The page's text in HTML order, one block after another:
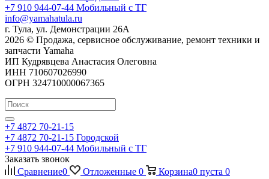
+7 910 944-07-44 Мобильный с ТГ
info@yamahatula.ru
г. Тула, ул. Демонстрации 26А
2026 © Продажа, сервисное обслуживание, ремонт техники и
запчасти Yamaha
ИП Кудрявцева Анастасия Олеговна
ИНН 710607026990
ОГРН 324710000067365
+7 4872 70-21-15
+7 4872 70-21-15 Городской
+7 910 944-07-44 Мобильный с ТГ
Заказать звонок
Сравнение0 Отложенные 0 Корзина0 пуста 0